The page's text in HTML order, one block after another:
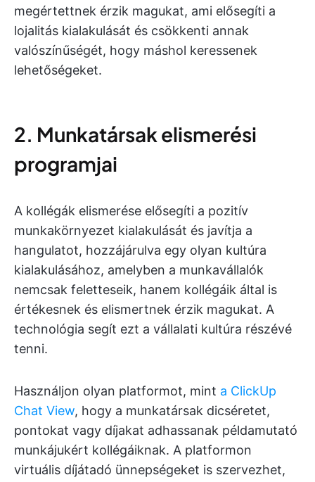
megértettnek érzik magukat, ami elősegíti a
lojalitás kialakulását és csökkenti annak
valószínűségét, hogy máshol keressenek
lehetőségeket.
2. Munkatársak elismerési
programjai
A kollégák elismerése elősegíti a pozitív
munkakörnyezet kialakulását és javítja a
hangulatot, hozzájárulva egy olyan kultúra
kialakulásához, amelyben a munkavállalók
nemcsak feletteseik, hanem kollégáik által is
értékesnek és elismertnek érzik magukat. A
technológia segít ezt a vállalati kultúra részévé
tenni.
Használjon olyan platformot, mint a ClickUp
Chat View, hogy a munkatársak dicséretet,
pontokat vagy díjakat adhassanak példamutató
munkájukért kollégáiknak. A platformon
virtuális díjátadó ünnepségeket is szervezhet,